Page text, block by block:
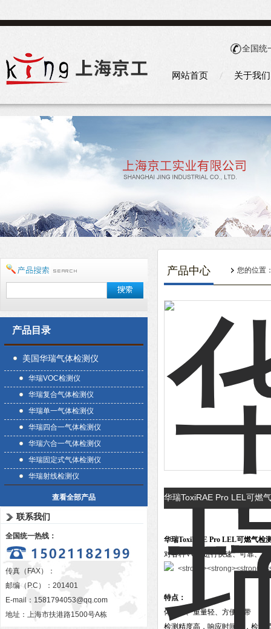
全国统
网站首页 关于我们
产品目录
美国华瑞气体检测仪
华瑞VOC检测仪
华瑞复合气体检测仪
华瑞单一气体检测仪
华瑞四合一气体检测仪
华瑞六合一气体检测仪
华瑞固定式气体检测仪
华瑞射线检测仪
查看全部产品
联系我们
全国统一热线：
传真（FAX）：
邮编（P.C）：201401
E-mail： 1581794053@qq.com
地址：上海市扶港路1500号A栋
产品中心 您的位置
华瑞ToxiRAE Pro LEL可燃
华瑞ToxiRAE Pro LEL可燃气检
对各种VOC
进行快速、可靠、
特点：
体积小、重量轻、方便携带
检测精度高，响应时间短，检测